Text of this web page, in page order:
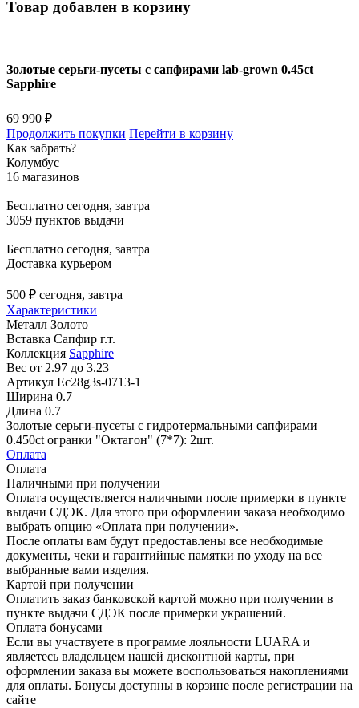
Товар добавлен в корзину
Золотые серьги-пусеты с сапфирами lab-grown 0.45ct
Sapphire
69 990 ₽
Продолжить покупки Перейти в корзину
Как забрать?
Колумбус
16 магазинов
Бесплатно сегодня, завтра
3059 пунктов выдачи
Бесплатно сегодня, завтра
Доставка курьером
500 ₽ сегодня, завтра
Характеристики
Металл Золото
Вставка Сапфир г.т.
Коллекция Sapphire
Вес от 2.97 до 3.23
Артикул Ec28g3s-0713-1
Ширина 0.7
Длина 0.7
Золотые серьги-пусеты с гидротермальными сапфирами
0.450ct огранки "Октагон" (7*7): 2шт.
Оплата
Оплата
Наличными при получении
Оплата осуществляется наличными после примерки в пункте
выдачи СДЭК. Для этого при оформлении заказа необходимо
выбрать опцию «Оплата при получении».
После оплаты вам будут предоставлены все необходимые
документы, чеки и гарантийные памятки по уходу на все
выбранные вами изделия.
Картой при получении
Оплатить заказ банковской картой можно при получении в
пункте выдачи СДЭК после примерки украшений.
Оплата бонусами
Если вы участвуете в программе лояльности LUARA и
являетесь владельцем нашей дисконтной карты, при
оформлении заказа вы можете воспользоваться накоплениями
для оплаты. Бонусы доступны в корзине после регистрации на
сайте